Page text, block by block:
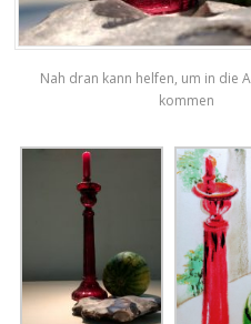
Nah dran kann helfen, um in die
kommen